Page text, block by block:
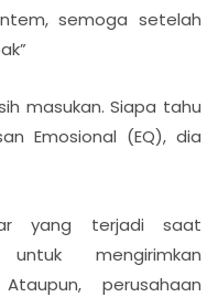
semoga setelah
masukan. Siapa tahu
Emosional (EQ), dia
yang terjadi saat
mengirimkan
perusahaan